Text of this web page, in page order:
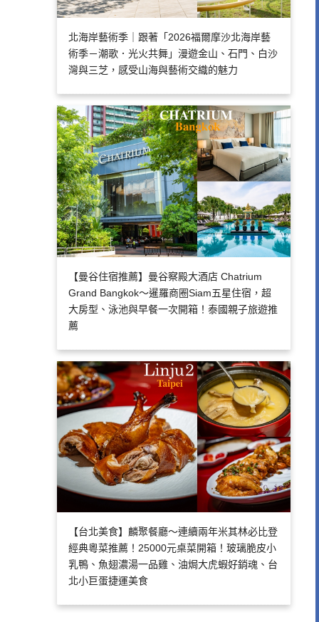
北海岸藝術季｜跟著「2026福爾摩沙北海岸藝
術季－潮歌．光火共舞」漫遊金山、石門、白沙
灣與三芝，感受山海與藝術交織的魅力
【曼谷住宿推薦】曼谷察殿大酒店 Chatrium
Grand Bangkok～暹羅商圈Siam五星住宿，超
大房型、泳池與早餐一次開箱！泰國親子旅遊推
薦
【台北美食】麟聚餐廳～連續兩年米其林必比登
經典粵菜推薦！25000元桌菜開箱！玻璃脆皮小
乳鴨、魚翅濃湯一品雞、油焗大虎蝦好銷魂、台
北小巨蛋捷運美食